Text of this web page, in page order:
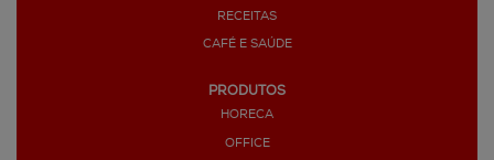
RECEITAS
CAFÉ E SAÚDE
PRODUTOS
HORECA
OFFICE